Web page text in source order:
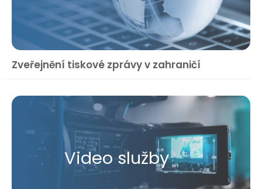
Zveřejnění tiskové zprávy v zahraničí
Video služby